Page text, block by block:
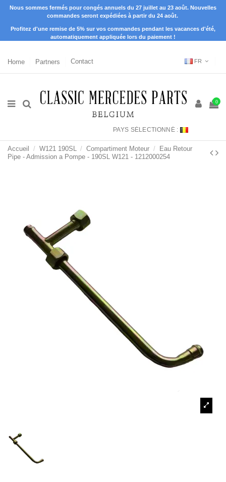
Nous sommes fermés pour congés annuels du 27 juillet au 23 août. Nouvelles
commandes seront expédiées à partir du 24 août.
Profitez d'une remise de 5% sur vos commandes pendant les vacances d'été,
automatiquement appliquée lors du paiement !
Home Partners Contact FR
0
PAYS SÉLECTIONNÉ :
Accueil W121 190SL Compartiment Moteur
Eau Retour
Pipe - Admission a Pompe - 190SL W121 - 1212000254